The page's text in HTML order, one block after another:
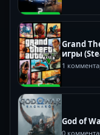
Grand
игры
1
God of
0